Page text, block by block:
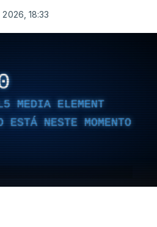
18:33
MEDIA ELEMENT
ESTÁ NESTE MOMENTO